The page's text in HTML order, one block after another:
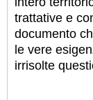
trattative e
documento
le vere
irrisolte